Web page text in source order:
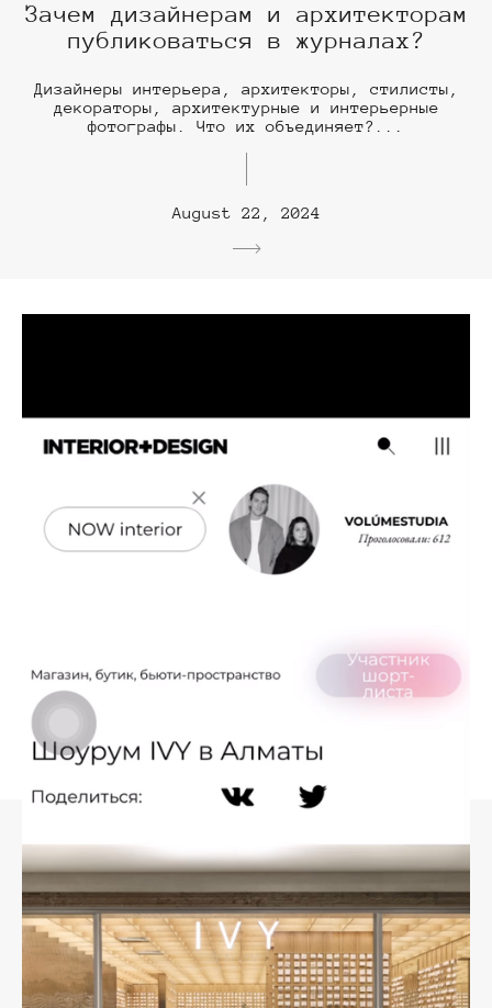
Зачем дизайнерам и архитекторам
публиковаться в журналах?
Дизайнеры интерьера, архитекторы, стилисты,
декораторы, архитектурные и интерьерные
фотографы. Что их объединяет?...
August 22, 2024